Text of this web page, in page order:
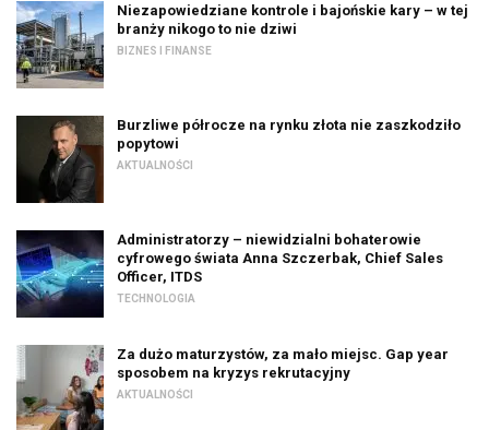
Niezapowiedziane kontrole i bajońskie kary – w tej
branży nikogo to nie dziwi
BIZNES I FINANSE
Burzliwe półrocze na rynku złota nie zaszkodziło
popytowi
AKTUALNOŚCI
Administratorzy – niewidzialni bohaterowie
cyfrowego świata Anna Szczerbak, Chief Sales
Officer, ITDS
TECHNOLOGIA
Za dużo maturzystów, za mało miejsc. Gap year
sposobem na kryzys rekrutacyjny
AKTUALNOŚCI